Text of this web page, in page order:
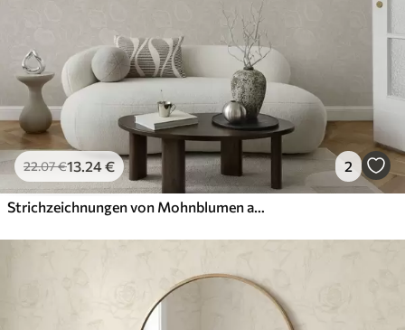
22.07€13.24€ 2
Strichzeichnungen von Mohnblumen auf cremefarbenem Hintergrund